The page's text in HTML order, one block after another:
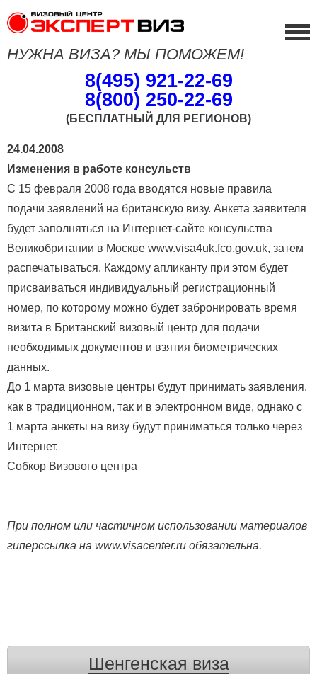
НУЖНА ВИЗА? МЫ ПОМОЖЕМ!
8(495) 921-22-69
8(800) 250-22-69
(БЕСПЛАТНЫЙ ДЛЯ РЕГИОНОВ)
24.04.2008
Изменения в работе консульств
С 15 февраля 2008 года вводятся новые правила
подачи заявлений на британскую визу. Анкета заявителя
будет заполняться на Интернет-сайте консульства
Великобритании в Москве www.visa4uk.fco.gov.uk, затем
распечатываться. Каждому апликанту при этом будет
присваиваться индивидуальный регистрационный
номер, по которому можно будет забронировать время
визита в Британский визовый центр для подачи
необходимых документов и взятия биометрических
данных.
До 1 марта визовые центры будут принимать заявления,
как в традиционном, так и в электронном виде, однако с
1 марта анкеты на визу будут приниматься только через
Интернет.
Собкор Визового центра
При полном или частичном использовании материалов
гиперссылка на www.visacenter.ru обязательна.
Шенгенская виза